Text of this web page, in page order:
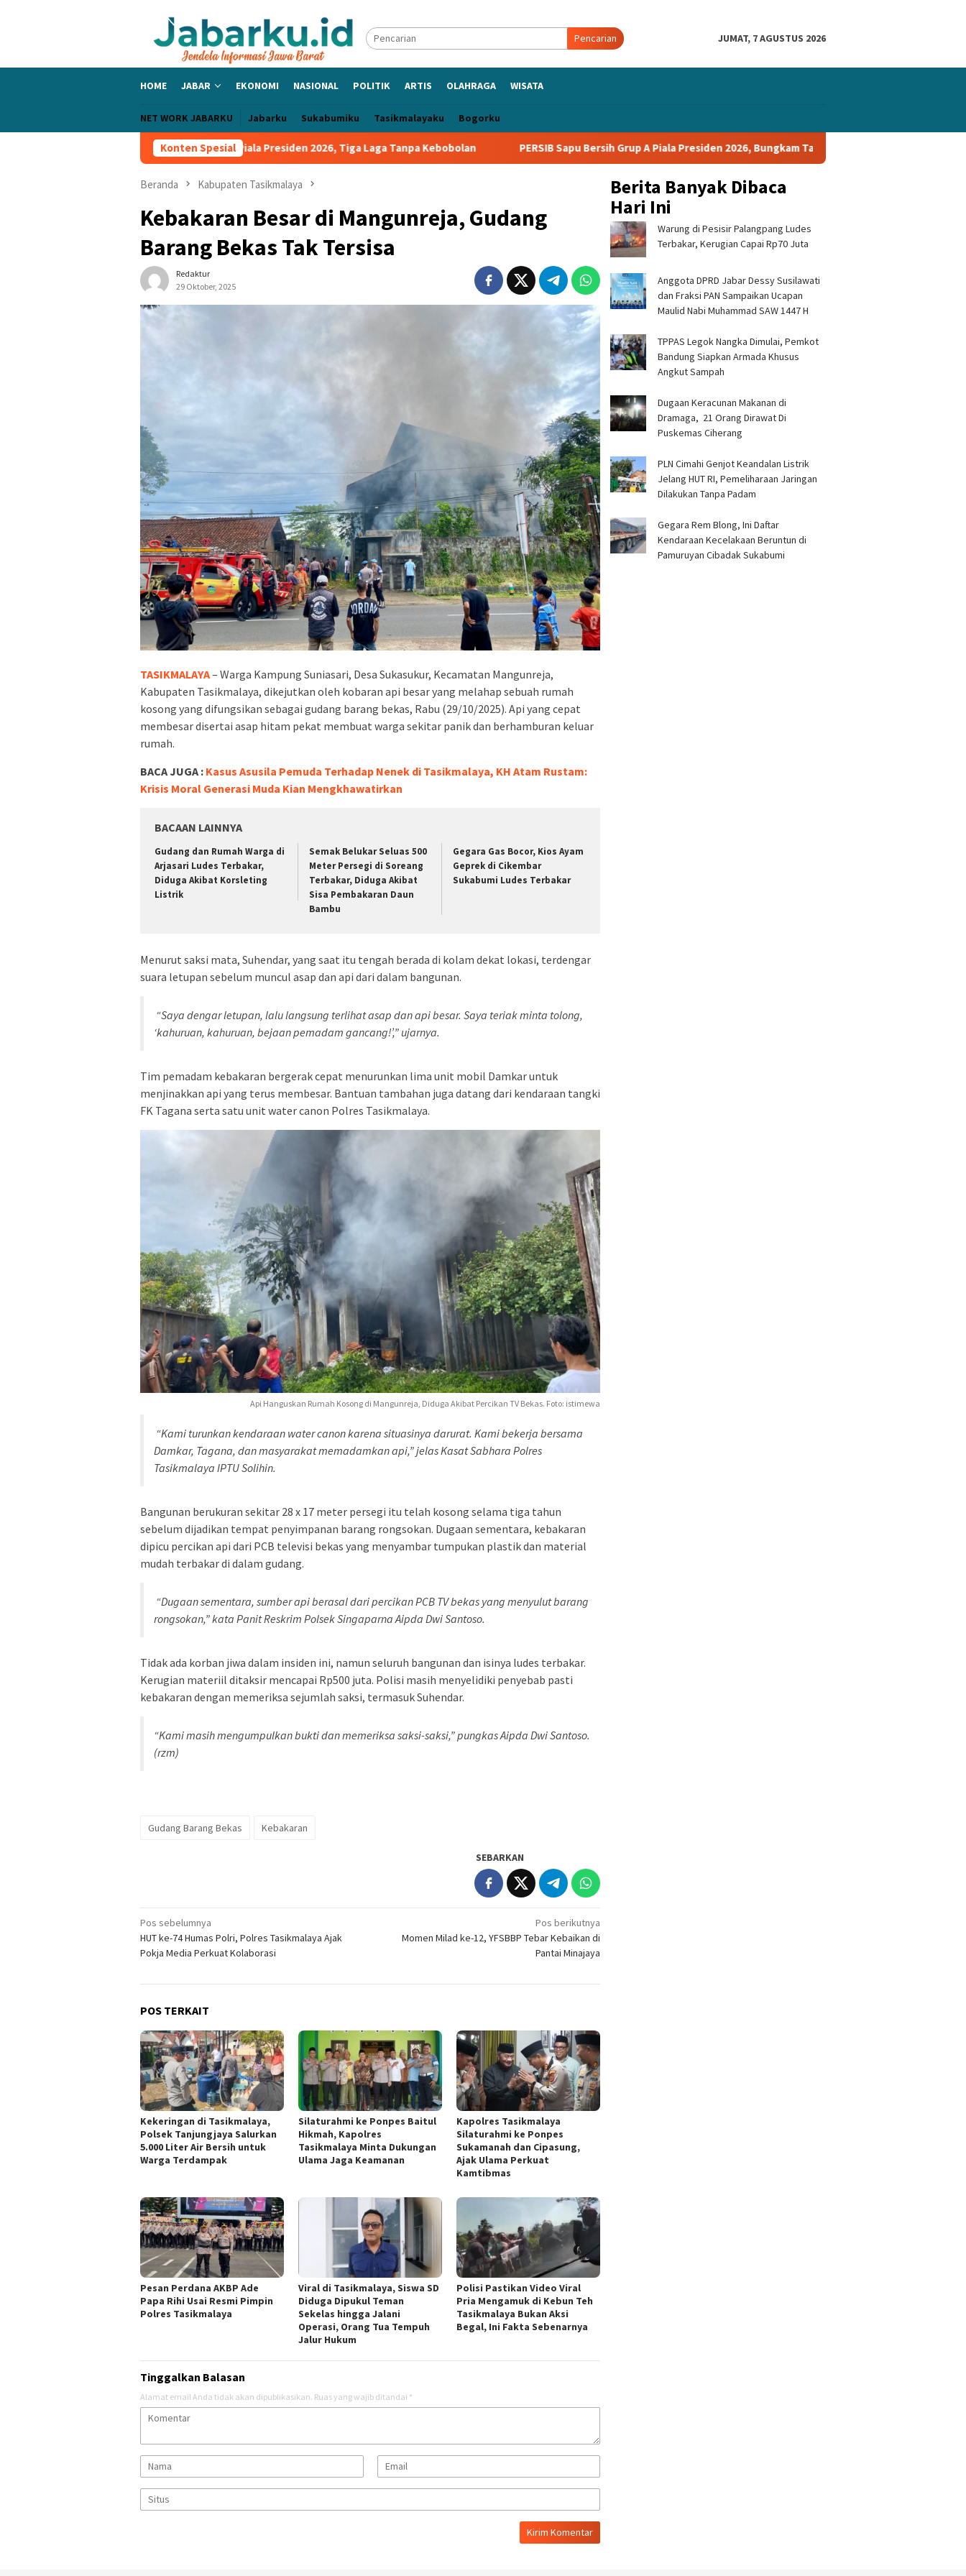
Pencarian JUMAT, 7 AGUSTUS 2026
HOME JABAR EKONOMI NASIONAL POLITIK ARTIS OLAHRAGA WISATA
NET WORK JABARKU Jabarku Sukabumiku Tasikmalayaku Bogorku
Konten Spesial
Sapu Bersih Grup A Piala Presiden 2026, Tiga Laga Tanpa Kebobolan PERSIB Sapu Bersih Grup A Piala Presiden 2026, Bungkam Tampines Rovers 1-0 dan Lolos ke Semifinal
Beranda Kabupaten Tasikmalaya
Kebakaran Besar di Mangunreja, Gudang
Barang Bekas Tak Tersisa
Redaktur
29 Oktober, 2025
TASIKMALAYA– Warga Kampung Suniasari, Desa Sukasukur, Kecamatan Mangunreja,
Kabupaten Tasikmalaya, dikejutkan oleh kobaran api besar yang melahap sebuah rumah
kosong yang difungsikan sebagai gudang barang bekas, Rabu (29/10/2025). Api yang cepat
membesar disertai asap hitam pekat membuat warga sekitar panik dan berhamburan keluar
rumah.
BACA JUGA : Kasus Asusila Pemuda Terhadap Nenek di Tasikmalaya, KH Atam Rustam:
Krisis Moral Generasi Muda Kian Mengkhawatirkan
BACAAN LAINNYA
Gudang dan Rumah Warga di
Arjasari Ludes Terbakar,
Diduga Akibat Korsleting
Listrik
Semak Belukar Seluas 500
Meter Persegi di Soreang
Terbakar, Diduga Akibat
Sisa Pembakaran Daun
Bambu
Gegara Gas Bocor, Kios Ayam
Geprek di Cikembar
Sukabumi Ludes Terbakar
Menurut saksi mata, Suhendar, yang saat itu tengah berada di kolam dekat lokasi, terdengar
suara letupan sebelum muncul asap dan api dari dalam bangunan.
“Saya dengar letupan, lalu langsung terlihat asap dan api besar. Saya teriak minta tolong,
‘kahuruan, kahuruan, bejaan pemadam gancang!’,” ujarnya.
Tim pemadam kebakaran bergerak cepat menurunkan lima unit mobil Damkar untuk
menjinakkan api yang terus membesar. Bantuan tambahan juga datang dari kendaraan tangki
FK Tagana serta satu unit water canon Polres Tasikmalaya.
Api Hanguskan Rumah Kosong di Mangunreja, Diduga Akibat Percikan TV Bekas. Foto: istimewa
“Kami turunkan kendaraan water canon karena situasinya darurat. Kami bekerja bersama
Damkar, Tagana, dan masyarakat memadamkan api,” jelas Kasat Sabhara Polres
Tasikmalaya IPTU Solihin.
Bangunan berukuran sekitar 28 x 17 meter persegi itu telah kosong selama tiga tahun
sebelum dijadikan tempat penyimpanan barang rongsokan. Dugaan sementara, kebakaran
dipicu percikan api dari PCB televisi bekas yang menyambar tumpukan plastik dan material
mudah terbakar di dalam gudang.
“Dugaan sementara, sumber api berasal dari percikan PCB TV bekas yang menyulut barang
rongsokan,” kata Panit Reskrim Polsek Singaparna Aipda Dwi Santoso.
Tidak ada korban jiwa dalam insiden ini, namun seluruh bangunan dan isinya ludes terbakar.
Kerugian materiil ditaksir mencapai Rp500 juta. Polisi masih menyelidiki penyebab pasti
kebakaran dengan memeriksa sejumlah saksi, termasuk Suhendar.
“Kami masih mengumpulkan bukti dan memeriksa saksi-saksi,” pungkas Aipda Dwi Santoso.
(rzm)
Gudang Barang Bekas Kebakaran
SEBARKAN
Navigasi
pos
Pos sebelumnya
HUT ke-74 Humas Polri, Polres Tasikmalaya Ajak
Pokja Media Perkuat Kolaborasi
Pos berikutnya
Momen Milad ke-12, YFSBBP Tebar Kebaikan di
Pantai Minajaya
POS TERKAIT
Kekeringan di Tasikmalaya,
Polsek Tanjungjaya Salurkan
5.000 Liter Air Bersih untuk
Warga Terdampak
Silaturahmi ke Ponpes Baitul
Hikmah, Kapolres
Tasikmalaya Minta Dukungan
Ulama Jaga Keamanan
Kapolres Tasikmalaya
Silaturahmi ke Ponpes
Sukamanah dan Cipasung,
Ajak Ulama Perkuat
Kamtibmas
Pesan Perdana AKBP Ade
Papa Rihi Usai Resmi Pimpin
Polres Tasikmalaya
Viral di Tasikmalaya, Siswa SD
Diduga Dipukul Teman
Sekelas hingga Jalani
Operasi, Orang Tua Tempuh
Jalur Hukum
Polisi Pastikan Video Viral
Pria Mengamuk di Kebun Teh
Tasikmalaya Bukan Aksi
Begal, Ini Fakta Sebenarnya
Tinggalkan Balasan
Alamat email Anda tidak akan dipublikasikan. Ruas yang wajib ditandai *
Berita Banyak Dibaca
Hari Ini
Warung di Pesisir Palangpang Ludes
Terbakar, Kerugian Capai Rp70 Juta
Anggota DPRD Jabar Dessy Susilawati
dan Fraksi PAN Sampaikan Ucapan
Maulid Nabi Muhammad SAW 1447 H
TPPAS Legok Nangka Dimulai, Pemkot
Bandung Siapkan Armada Khusus
Angkut Sampah
‎Dugaan Keracunan Makanan di
Dramaga, 21 Orang Dirawat Di
Puskemas Ciherang ‎
PLN Cimahi Genjot Keandalan Listrik
Jelang HUT RI, Pemeliharaan Jaringan
Dilakukan Tanpa Padam
Gegara Rem Blong, Ini Daftar
Kendaraan Kecelakaan Beruntun di
Pamuruyan Cibadak Sukabumi